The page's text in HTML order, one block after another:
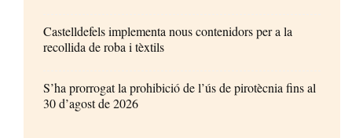
Castelldefels implementa nous contenidors per a la
recollida de roba i tèxtils
S’ha prorrogat la prohibició de l’ús de pirotècnia fins al
30 d’agost de 2026